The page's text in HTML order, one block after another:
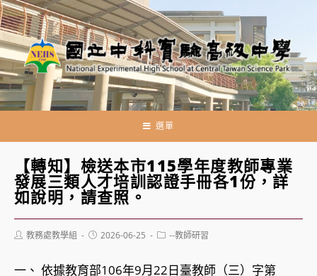
跳
轉
至
主
要
內
選單
【轉知】檢送本市115學年度教師專業
發展三類人才培訓認證手冊各1份，詳
如說明，請查照。
Post教務處教學組
Post2026-06-25
Post--教師研習
一、 依據教育部106年9月22日臺教師（三）字第